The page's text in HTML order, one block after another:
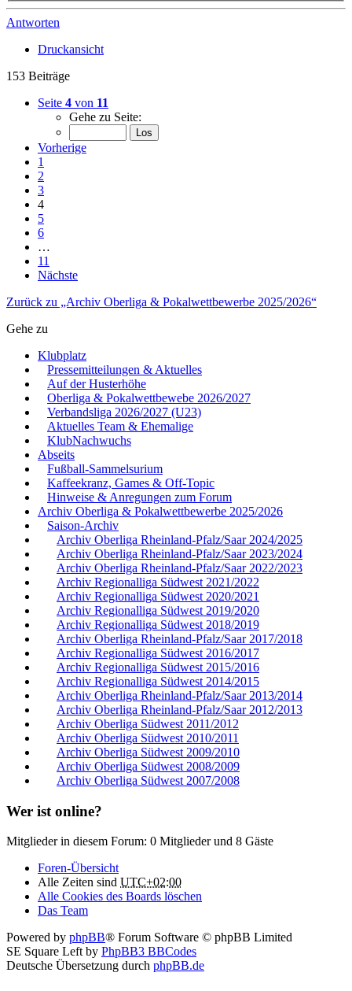
Antworten
Druckansicht
153 Beiträge
Seite 4 von 11
Gehe zu Seite:
Vorherige
1
2
3
4
5
6
…
11
Nächste
Zurück zu „Archiv Oberliga & Pokalwettbewerbe 2025/2026“
Gehe zu
Klubplatz
Pressemitteilungen & Aktuelles
Auf der Husterhöhe
Oberliga & Pokalwettbewebe 2026/2027
Verbandsliga 2026/2027 (U23)
Aktuelles Team & Ehemalige
KlubNachwuchs
Abseits
Fußball-Sammelsurium
Kaffeekranz, Games & Off-Topic
Hinweise & Anregungen zum Forum
Archiv Oberliga & Pokalwettbewerbe 2025/2026
Saison-Archiv
Archiv Oberliga Rheinland-Pfalz/Saar 2024/2025
Archiv Oberliga Rheinland-Pfalz/Saar 2023/2024
Archiv Oberliga Rheinland-Pfalz/Saar 2022/2023
Archiv Regionalliga Südwest 2021/2022
Archiv Regionalliga Südwest 2020/2021
Archiv Regionalliga Südwest 2019/2020
Archiv Regionalliga Südwest 2018/2019
Archiv Oberliga Rheinland-Pfalz/Saar 2017/2018
Archiv Regionalliga Südwest 2016/2017
Archiv Regionalliga Südwest 2015/2016
Archiv Regionalliga Südwest 2014/2015
Archiv Oberliga Rheinland-Pfalz/Saar 2013/2014
Archiv Oberliga Rheinland-Pfalz/Saar 2012/2013
Archiv Oberliga Südwest 2011/2012
Archiv Oberliga Südwest 2010/2011
Archiv Oberliga Südwest 2009/2010
Archiv Oberliga Südwest 2008/2009
Archiv Oberliga Südwest 2007/2008
Wer ist online?
Mitglieder in diesem Forum: 0 Mitglieder und 8 Gäste
Foren-Übersicht
Alle Zeiten sind UTC+02:00
Alle Cookies des Boards löschen
Das Team
Powered by phpBB® Forum Software © phpBB Limited
SE Square Left by PhpBB3 BBCodes
Deutsche Übersetzung durch phpBB.de